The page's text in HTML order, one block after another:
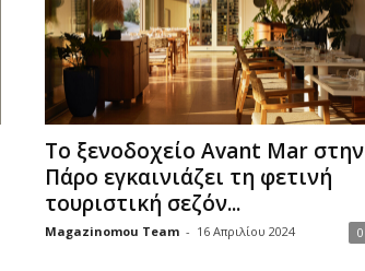
Tο ξενοδοχείο Avant Mar στην
Πάρο εγκαινιάζει τη φετινή
τουριστική σεζόν...
Magazinomou Team - 16 Απριλίου 2024 0